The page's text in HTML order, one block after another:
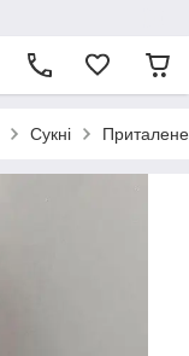
Сукні